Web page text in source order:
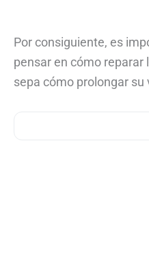
Por consiguiente, es
pensar en cómo reparar
sepa cómo prolongar su